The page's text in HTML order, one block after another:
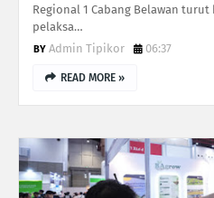
Regional 1 Cabang Belawan
pelaksa…
Admin Tipikor
06:37
READ MORE »